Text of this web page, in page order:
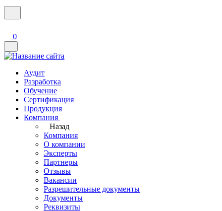
0
Аудит
Разработка
Обучение
Сертификация
Продукция
Компания
Назад
Компания
О компании
Эксперты
Партнеры
Отзывы
Вакансии
Разрешительные документы
Документы
Реквизиты